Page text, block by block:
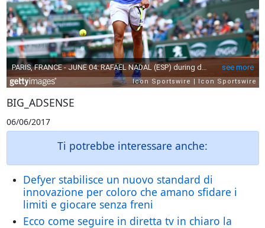
BIG_ADSENSE
06/06/2017
Ti potrebbe interessare anche:
Defyer stabilisce un nuovo standard di
innovazione per coloro che amano sfidare i
limiti e giocare senza freni
Ecco come seguire in diretta tv in chiaro la